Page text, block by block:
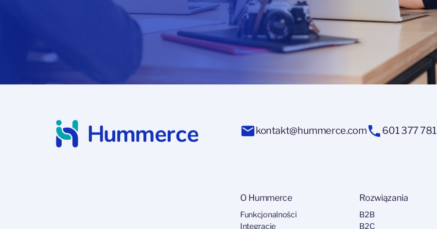
kontakt@hummerce.com 601 377 781
O Hummerce
Funkcjonalności
Integracje
Rozwiązania
B2B
B2C